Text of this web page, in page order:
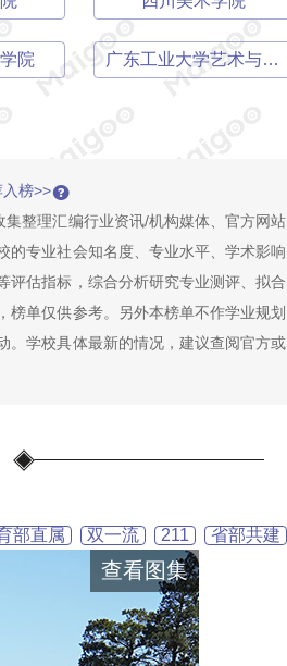
院 广东工业大学艺术与设计学院
榜>>
整理汇编行业资讯/机构媒体、官方网站
的专业社会知名度、专业水平、学术影响
评估指标，综合分析研究专业测评、拟合
单仅供参考。另外本榜单不作学业规划
。学校具体最新的情况，建议查阅官方或
部直属 双一流 211 省部共建
查看图集